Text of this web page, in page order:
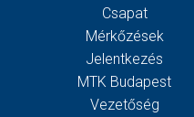
Csapat
Mérkőzések
Jelentkezés
MTK Budapest
Vezetőség